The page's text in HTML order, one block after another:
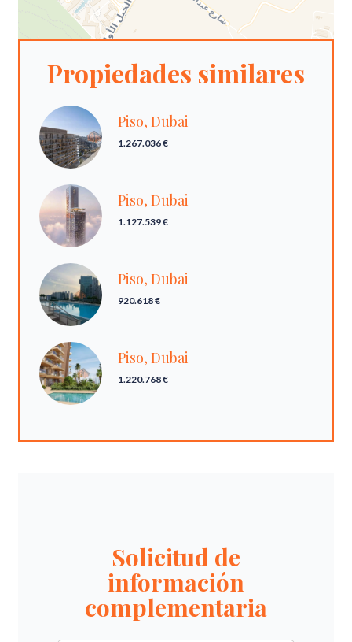
Propiedades similares
Piso, Dubai
1.267.036 €
Piso, Dubai
1.127.539 €
Piso, Dubai
920.618 €
Piso, Dubai
1.220.768 €
Solicitud de
información
complementaria